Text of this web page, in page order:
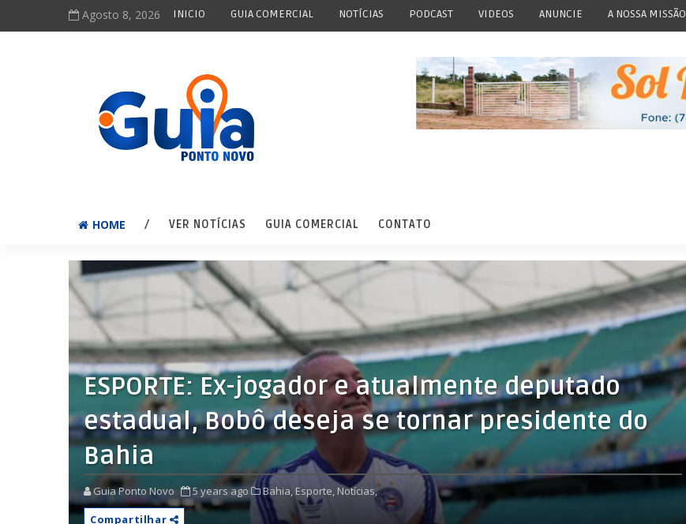
Agosto 8, 2026 INICIO GUIA COMERCIAL NOTÍCIAS PODCAST VIDEOS ANUNCIE A NOSSA MISSÃO
HOME / VER NOTÍCIAS GUIA COMERCIAL CONTATO
ESPORTE: Ex-jogador e atualmente deputado
estadual, Bobô deseja se tornar presidente do
Bahia
Guia Ponto Novo 5 years ago Bahia, Esporte, Notícias,
Compartilhar